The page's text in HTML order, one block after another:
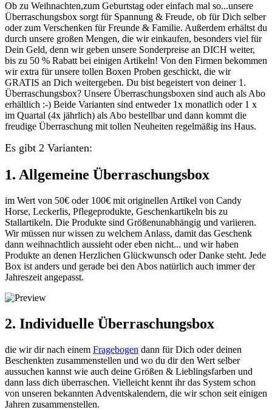
Ob zu Weihnachten,zum Geburtstag oder einfach mal so...unsere
Überraschungsbox sorgt für Spannung & Freude, ob für Dich selber
oder zum Verschenken für Freunde & Familie. Außerdem erhältst du
durch unsere großen Mengen, die wir einkaufen, besonders viel für
Dein Geld, denn wir geben unsere Sonderpreise an DICH weiter,
bis zu 50 % Rabatt bei einigen Artikeln! Von den Firmen bekommen
wir extra für unsere tollen Boxen Proben geschickt, die wir
GRATIS an Dich weitergeben. Du bist begeistert von deiner 1.
Überraschungsbox? Unsere Überraschungsboxen sind auch als Abo
erhältlich :-) Beide Varianten sind entweder 1x monatlich oder 1 x
im Quartal (4x jährlich) als Abo bestellbar und dann kommt die
freudige Überraschung mit tollen Neuheiten regelmäßig ins Haus.
Es gibt 2 Varianten:
1. Allgemeine Überraschungsbox
im Wert von 50€ oder 100€ mit originellen Artikel von Candy
Horse, Leckerlis, Pflegeprodukte, Geschenkartikeln bis zu
Stallartikeln. Die Produkte sind Größenunabhängig und variieren.
Wir müssen nur wissen zu welchem Anlass, damit das Geschenk
dann weihnachtlich aussieht oder eben nicht... und wir haben
Produkte an denen Herzlichen Glückwunsch oder Danke steht. Jede
Box ist anders und gerade bei den Abos natürlich auch immer der
Jahreszeit angepasst.
2. Individuelle Überraschungsbox
die wir dir nach einem Fragebogen dann für Dich oder deinen
Beschenkten zusammenstellen und wo du dir den Wert selber
aussuchen kannst wie auch deine Größen & Lieblingsfarben und
dann lass dich überraschen. Vielleicht kennt ihr das System schon
von unseren bekannten Adventskalendern, die wir schon seit einigen
Jahren zusammenstellen.